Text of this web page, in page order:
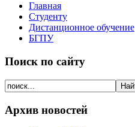
Главная
Студенту
Дистанционное обучение
БГПУ
Поиск по сайту
Архив новостей